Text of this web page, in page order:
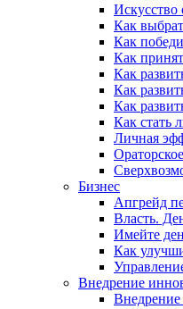
Как
Как
Как
Как
Как
Как
Как стать
Личная
Бизнес
Апгрейд
Власть.
Имейте
Как
Внедрение